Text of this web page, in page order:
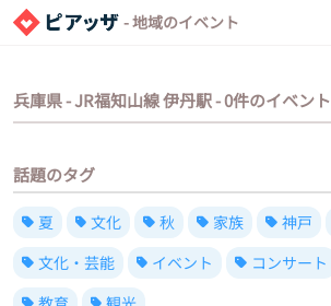
- 地域のイベント
兵庫県 - JR福知山線 伊丹駅 - 0件のイベント
話題のタグ
夏 文化 秋 家族 神戸
文化・芸能
イベント コンサート